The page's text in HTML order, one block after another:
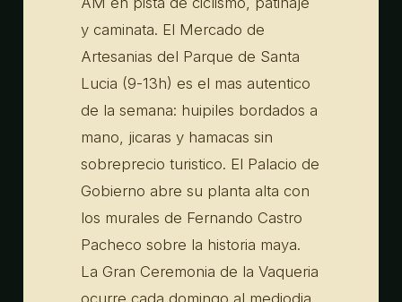
y caminata. El Mercado de
Artesanias del Parque de Santa
Lucia (9-13h) es el mas autentico
de la semana: huipiles bordados a
mano, jicaras y hamacas sin
sobreprecio turistico. El Palacio de
Gobierno abre su planta alta con
los murales de Fernando Castro
Pacheco sobre la historia maya.
La Gran Ceremonia de la Vaqueria
ocurre cada domingo al mediodia